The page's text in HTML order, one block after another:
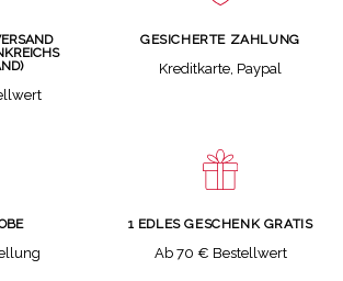
GESICHERTE ZAHLUNG
Kreditkarte, Paypal
1 EDLES GESCHENK GRATIS
Ab 70 € Bestellwert